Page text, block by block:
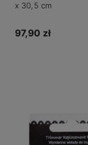
x 30,5 cm
97,90 zł